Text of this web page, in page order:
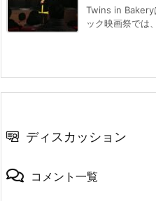
Twins in Bakery
ック映画祭では
ディスカッション
コメント一覧